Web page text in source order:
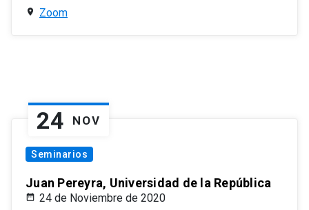
Zoom
24 NOV
Seminarios
Juan Pereyra, Universidad de la República
24 de Noviembre de 2020